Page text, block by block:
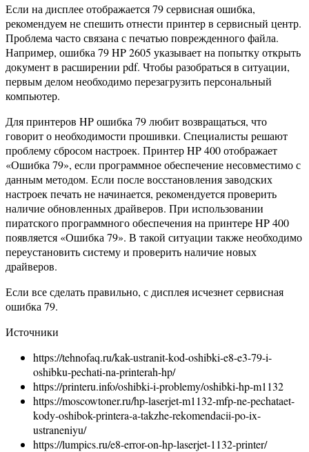
Если на дисплее отображается 79 сервисная ошибка,
рекомендуем не спешить отнести принтер в сервисный центр.
Проблема часто связана с печатью поврежденного файла.
Например, ошибка 79 HP 2605 указывает на попытку открыть
документ в расширении pdf. Чтобы разобраться в ситуации,
первым делом необходимо перезагрузить персональный
компьютер.
Для принтеров HP ошибка 79 любит возвращаться, что
говорит о необходимости прошивки. Специалисты решают
проблему сбросом настроек. Принтер HP 400 отображает
«Ошибка 79», если программное обеспечение несовместимо с
данным методом. Если после восстановления заводских
настроек печать не начинается, рекомендуется проверить
наличие обновленных драйверов. При использовании
пиратского программного обеспечения на принтере HP 400
появляется «Ошибка 79». В такой ситуации также необходимо
переустановить систему и проверить наличие новых
драйверов.
Если все сделать правильно, с дисплея исчезнет сервисная
ошибка 79.
Источники
https://tehnofaq.ru/kak-ustranit-kod-oshibki-e8-e3-79-i-
oshibku-pechati-na-printerah-hp/
https://printeru.info/oshibki-i-problemy/oshibki-hp-m1132
https://moscowtoner.ru/hp-laserjet-m1132-mfp-ne-pechataet-
kody-oshibok-printera-a-takzhe-rekomendacii-po-ix-
ustraneniyu/
https://lumpics.ru/e8-error-on-hp-laserjet-1132-printer/